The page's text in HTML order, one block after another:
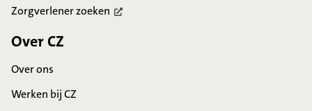
Zorgverlenerzoeken
Over CZ
Over ons
Werken bij CZ